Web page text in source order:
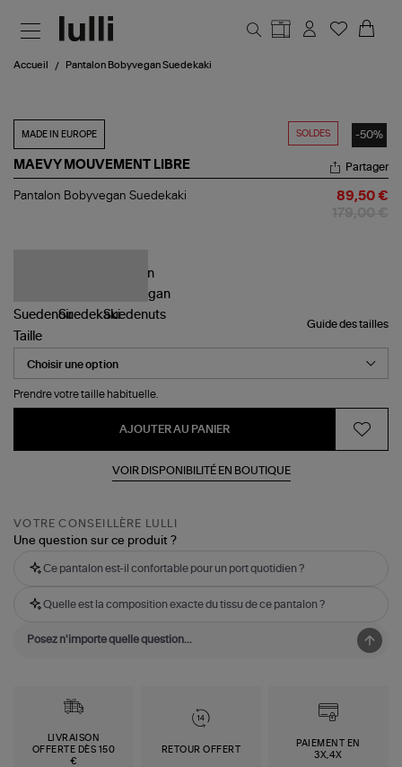
Accueil Pantalon Bobyvegan Suedekaki
SOLDES -50%
MADE IN EUROPE
MAEVY MOUVEMENT LIBRE
Pantalon
Partager
Pantalon Bobyvegan Suedekaki 89,50 €
Guide des tailles
Taille
Prendre votre taille habituelle.
AJOUTER AU PANIER
VOIR DISPONIBILITÉ EN BOUTIQUE
VOTRE CONSEILLÈRE LULLI
Une question sur ce produit ?
Ce pantalon est-il confortable pour un port quotidien ?
Quelle est la composition exacte du tissu de ce pantalon ?
LIVRAISON
OFFERTE DÈS 150
€
RETOUR OFFERT
PAIEMENT EN
3X,4X